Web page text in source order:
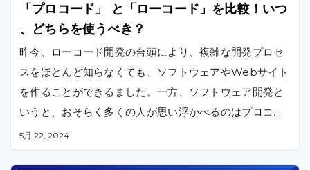
「プロコード」 と「ローコード」を比較！いつ
、どちらを使うべき？
昨今、ローコード開発の台頭により、複雑な開発プロセ
スをほとんど知らなくても、ソフトウェアやWebサイト
を作ることができるました。一方、ソフトウェア開発と
いうと、おそらく多くの人が思い浮かべるのはプロコー
ドでしょう。プロコードは、伝統的なコードとも呼ばれ
5月 22, 2024